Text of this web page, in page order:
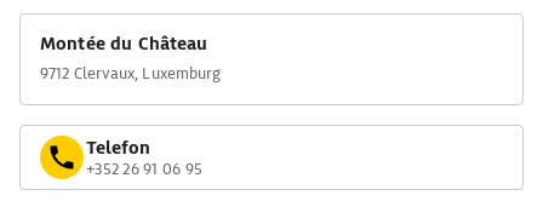
Montée du Château
9712 Clervaux, Luxemburg
Telefon
+352 26 91 06 95